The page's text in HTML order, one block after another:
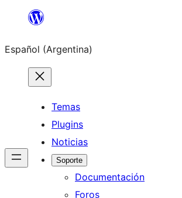
Saltar
contenido
Español (Argentina)
Temas
Plugins
Noticias
Soporte
Documentación
Foros